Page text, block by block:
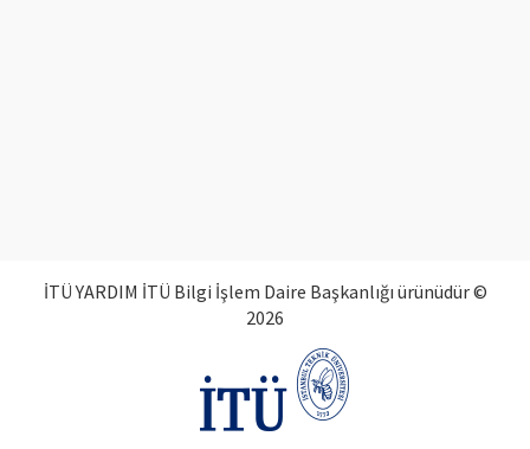
İTÜ YARDIM İTÜ Bilgi İşlem Daire Başkanlığı ürünüdür ©
2026